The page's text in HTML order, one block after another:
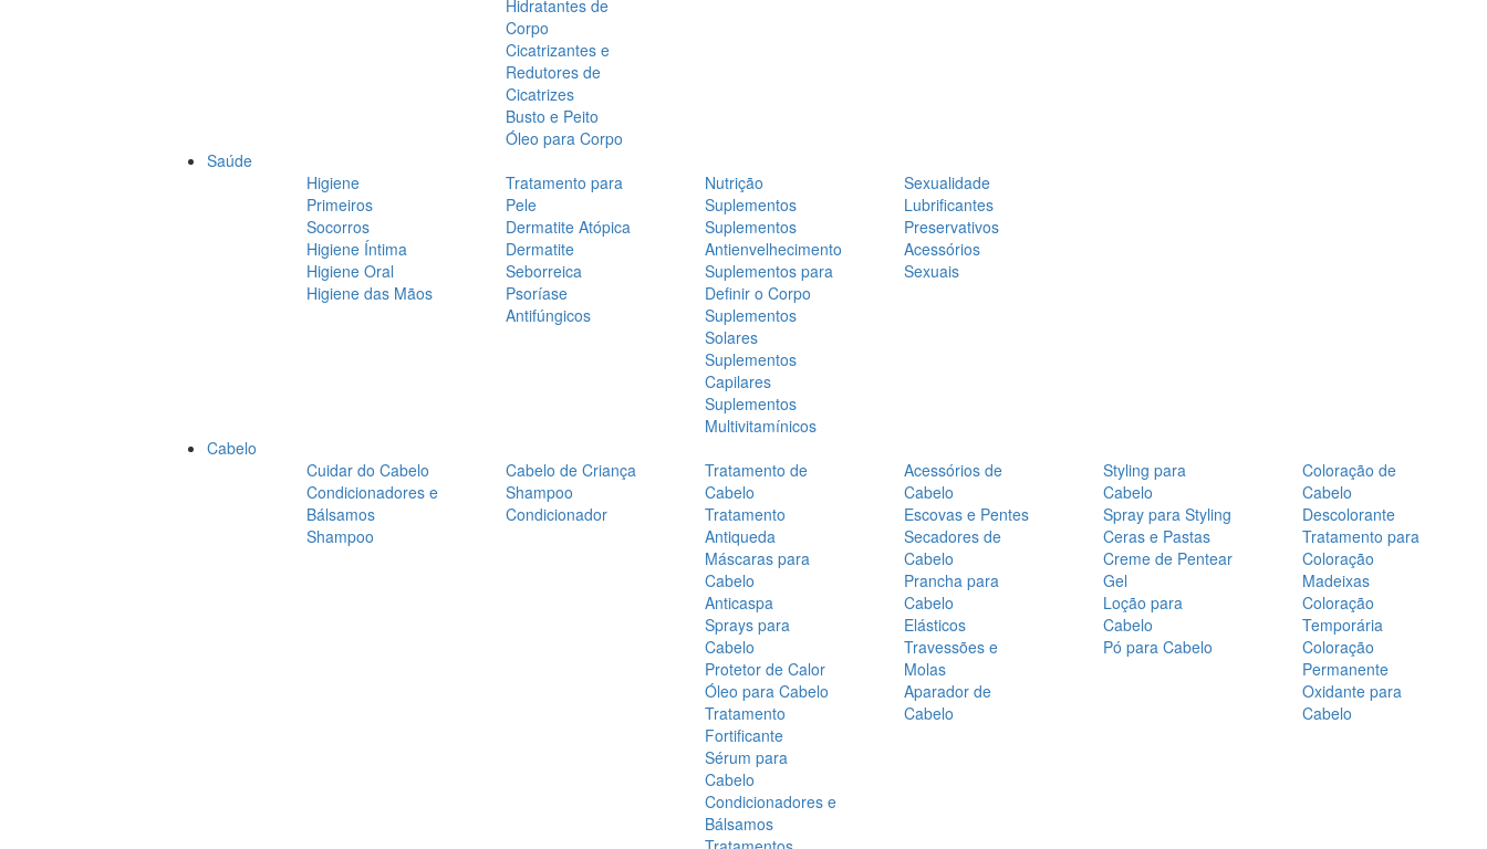
Hidratantes de
Corpo
Cicatrizantes e
Redutores de
Cicatrizes
Busto e Peito
Óleo para Corpo
Saúde
Higiene
Primeiros
Socorros
Higiene Íntima
Higiene Oral
Higiene das Mãos
Tratamento para
Pele
Dermatite Atópica
Dermatite
Seborreica
Psoríase
Antifúngicos
Nutrição
Suplementos
Suplementos
Antienvelhecimento
Suplementos para
Definir o Corpo
Suplementos
Solares
Suplementos
Capilares
Suplementos
Multivitamínicos
Sexualidade
Lubrificantes
Preservativos
Acessórios
Sexuais
Cabelo
Cuidar do Cabelo
Condicionadores e
Bálsamos
Shampoo
Cabelo de Criança
Shampoo
Condicionador
Tratamento de
Cabelo
Tratamento
Antiqueda
Máscaras para
Cabelo
Anticaspa
Sprays para
Cabelo
Protetor de Calor
Óleo para Cabelo
Tratamento
Fortificante
Sérum para
Cabelo
Condicionadores e
Bálsamos
Acessórios de
Cabelo
Escovas e Pentes
Secadores de
Cabelo
Prancha para
Cabelo
Elásticos
Travessões e
Molas
Aparador de
Cabelo
Styling para
Cabelo
Spray para Styling
Ceras e Pastas
Creme de Pentear
Gel
Loção para
Cabelo
Pó para Cabelo
Coloração de
Cabelo
Descolorante
Tratamento para
Coloração
Madeixas
Coloração
Temporária
Coloração
Permanente
Oxidante para
Cabelo